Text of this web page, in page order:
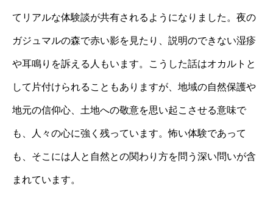
てリアルな体験談が共有されるようになりました。夜の
ガジュマルの森で赤い影を見たり、説明のできない湿疹
や耳鳴りを訴える人もいます。こうした話はオカルトと
して片付けられることもありますが、地域の自然保護や
地元の信仰心、土地への敬意を思い起こさせる意味で
も、人々の心に強く残っています。怖い体験であって
も、そこには人と自然との関わり方を問う深い問いが含
まれています。